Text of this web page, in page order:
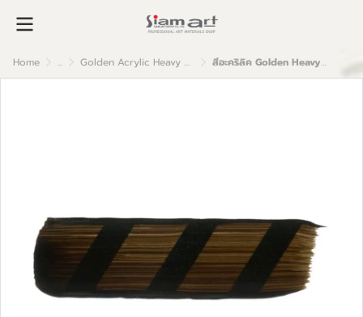
Home ... Golden Acrylic Heavy Body สีอะคริลิค Golden Heavy Body 59ml : Van Dyke Brown Hue